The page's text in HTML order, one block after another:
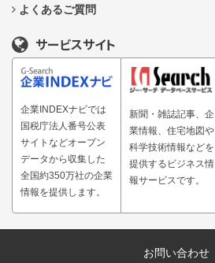
よくあるご質問
サービスサイト
企業INDEXナビでは
国税庁法人番号公表
サイトなどオープン
データから収集した
全国約350万社の企業
情報を提供します。
新聞・雑誌記事、企
業情報、住宅地図や
科学技術情報などを
提供するビジネス情
報サービスです。
お問い合わせ